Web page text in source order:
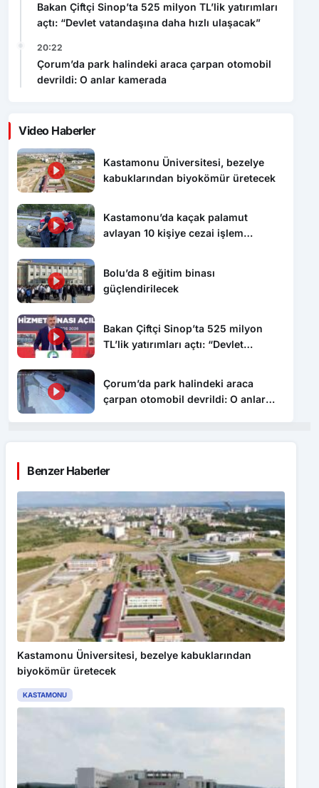
Bakan Çiftçi Sinop’ta 525 milyon TL’lik yatırımları
açtı: “Devlet vatandaşına daha hızlı ulaşacak”
20:22
Çorum’da park halindeki araca çarpan otomobil
devrildi: O anlar kamerada
Video Haberler
Kastamonu Üniversitesi, bezelye
kabuklarından biyokömür üretecek
Kastamonu’da kaçak palamut
avlayan 10 kişiye cezai işlem
Bolu’da 8 eğitim binası
güçlendirilecek
Bakan Çiftçi Sinop’ta 525 milyon
TL’lik yatırımları açtı: “Devlet
Çorum’da park halindeki araca
çarpan otomobil devrildi: O anlar
Benzer Haberler
Kastamonu Üniversitesi, bezelye kabuklarından
biyokömür üretecek
KASTAMONU